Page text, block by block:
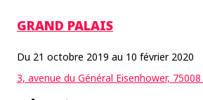
GRAND PALAIS
Du 21 octobre 2019 au 10 février 2020
3, avenue du Général Eisenhower, 75008